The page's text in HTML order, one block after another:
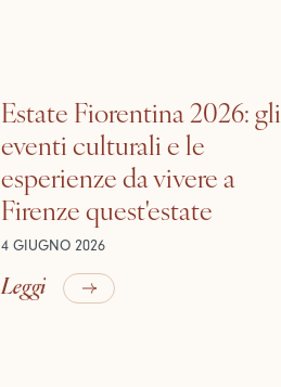
Estate Fiorentina 2026: gli
eventi culturali e le
esperienze da vivere a
Firenze quest'estate
4 GIUGNO 2026
Leggi